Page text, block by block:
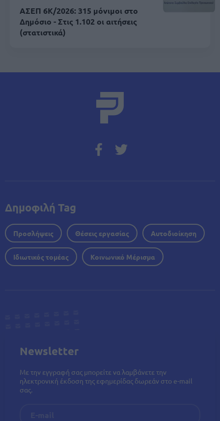
ΑΣΕΠ 6Κ/2026: 315 μόνιμοι στο
Δημόσιο - Στις 1.102 οι αιτήσεις
(στατιστικά)
Δημοφιλή Tag
Προσλήψεις Θέσεις εργασίας Αυτοδιοίκηση
Ιδιωτικός τομέας Κοινωνικό Μέρισμα
Newsletter
Με την εγγραφή σας μπορείτε να λαμβάνετε την
ηλεκτρονική έκδοση της εφημερίδας δωρεάν στο e-mail
σας.